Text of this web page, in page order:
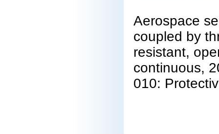
Aerospace
coupled by
resistant,
continuous,
010: